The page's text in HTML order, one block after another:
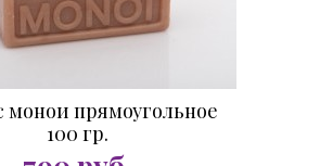
прямоугольное
100 гр.